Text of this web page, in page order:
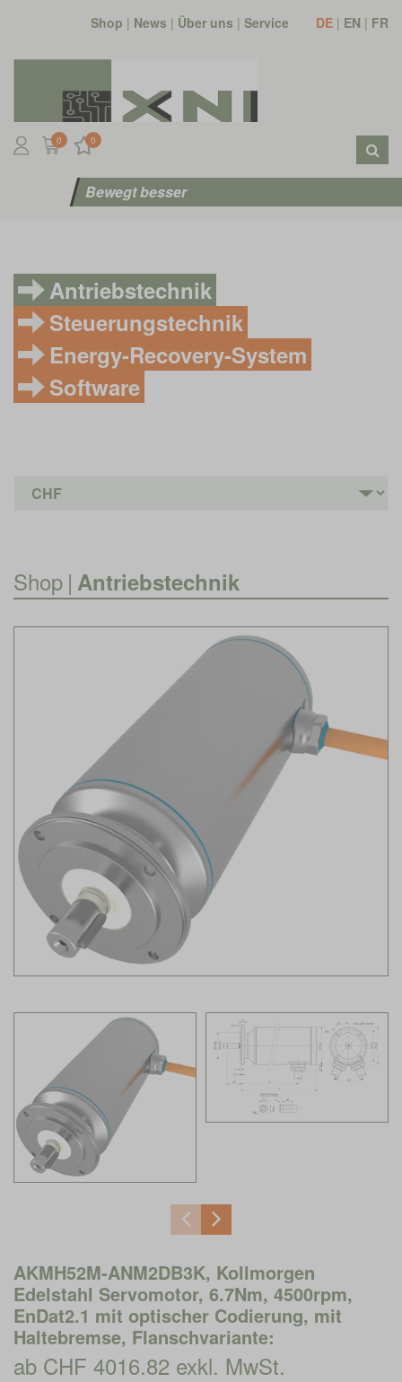
Shop | News | Über uns | Service DE | EN | FR
0 0
Bewegt besser
Antriebstechnik
Steuerungstechnik
Energy-Recovery-System
Software
Shop | Antriebstechnik
AKMH52M-ANM2DB3K, Kollmorgen
Edelstahl Servomotor, 6.7Nm, 4500rpm,
EnDat2.1 mit optischer Codierung, mit
Haltebremse, Flanschvariante:
ab CHF 4016.82 exkl. MwSt.